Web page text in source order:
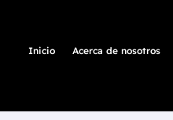
Inicio Acerca de nosotros